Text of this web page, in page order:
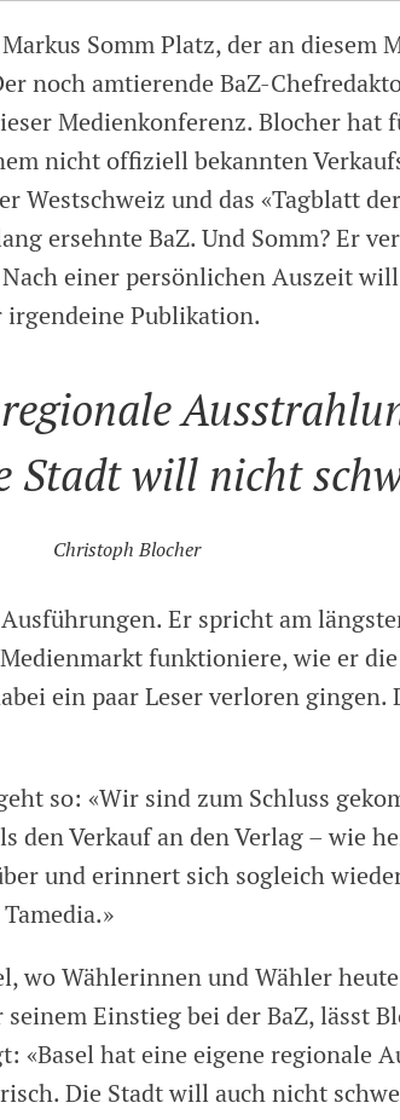
Somm Platz, der an diesem
noch amtierende BaZ-
Medienkonferenz. Blocher hat
nicht offiziell bekannten
Westschweiz und das «Tagblatt
ersehnte BaZ. Und Somm? Er
einer persönlichen Auszeit
irgendeine Publikation.
Stadt will nicht
Christoph Blocher
Er spricht am
funktioniere, wie er
ein paar Leser verloren gingen.
so: «Wir sind zum Schluss
den Verkauf an den Verlag – wie
und erinnert sich sogleich
wo Wählerinnen und Wähler
Einstieg bei der BaZ, lässt
«Basel hat eine eigene regionale
Die Stadt will auch nicht